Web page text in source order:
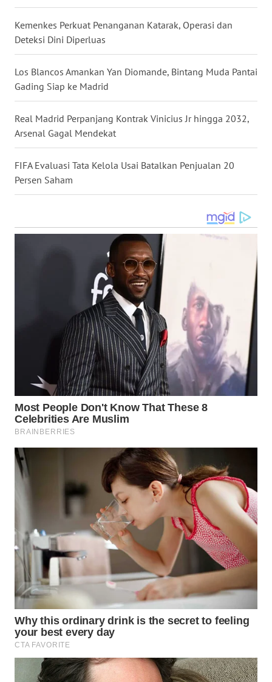
Kemenkes Perkuat Penanganan Katarak, Operasi dan
Deteksi Dini Diperluas
Los Blancos Amankan Yan Diomande, Bintang Muda Pantai
Gading Siap ke Madrid
Real Madrid Perpanjang Kontrak Vinicius Jr hingga 2032,
Arsenal Gagal Mendekat
FIFA Evaluasi Tata Kelola Usai Batalkan Penjualan 20
Persen Saham
MALUT
DAIRI
WN
DANAU
TOBA
WN
KARO
WN
SIMALUNGUN
LABUHANBATU
TENGAH
WN DELI
SERDANG
WN
TEBING
TINGGI
WN
PAKPAK